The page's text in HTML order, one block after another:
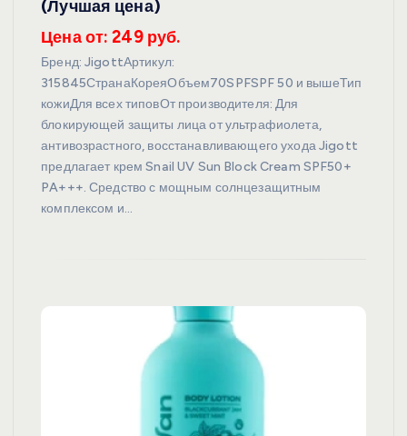
(Лучшая цена)
Цена от: 249 руб.
Бренд: JigottАртикул:
315845СтранаКореяОбъем70SPFSPF 50 и вышеТип
кожиДля всех типовОт производителя: Для
блокирующей защиты лица от ультрафиолета,
антивозрастного, восстанавливающего ухода Jigott
предлагает крем Snail UV Sun Block Cream SPF50+
PA+++. Средство с мощным солнцезащитным
комплексом и…